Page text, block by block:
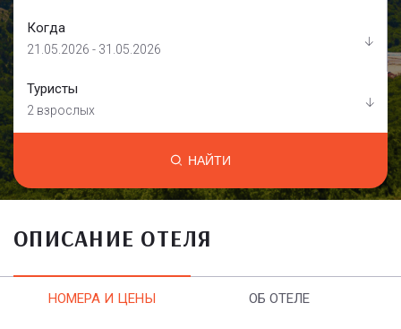
Когда
21.05.2026 - 31.05.2026
Туристы
2 взрослых
НАЙТИ
ОПИСАНИЕ ОТЕЛЯ
НОМЕРА И ЦЕНЫ ОБ ОТЕЛЕ